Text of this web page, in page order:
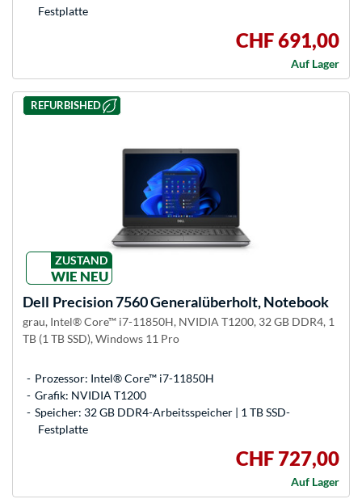
Festplatte
CHF 691,00
Auf Lager
REFURBISHED
ZUSTAND
WIE NEU
Dell Precision 7560 Generalüberholt, Notebook
grau, Intel® Core™ i7-11850H, NVIDIA T1200, 32 GB DDR4, 1
TB (1 TB SSD), Windows 11 Pro
Prozessor: Intel® Core™ i7-11850H
Grafik: NVIDIA T1200
Speicher: 32 GB DDR4-Arbeitsspeicher | 1 TB SSD-
Festplatte
CHF 727,00
Auf Lager